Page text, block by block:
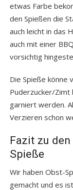
etwas Farbe
den Spießen die
auch leicht in das
auch mit einer
vorsichtig
Die Spieße könne
Puderzucker/
garniert werden.
Verzieren schon
Fazit zu
Spieße
Wir haben Obst-
gemacht und es